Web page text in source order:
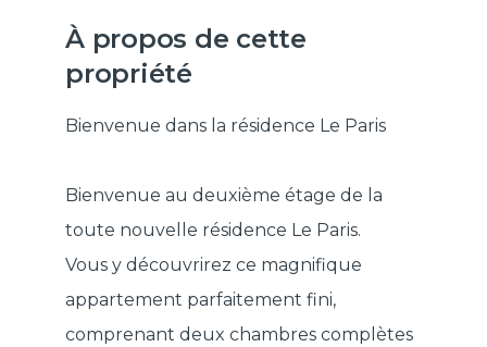
À propos de cette
propriété
Bienvenue dans la résidence Le Paris
Bienvenue au deuxième étage de la
toute nouvelle résidence Le Paris.
Vous y découvrirez ce magnifique
appartement parfaitement fini,
comprenant deux chambres complètes